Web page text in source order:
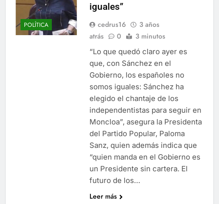
POLÍTICA
iguales”
cedrus16
3 años
atrás
0 3 minutos
“Lo que quedó claro ayer es
que, con Sánchez en el
Gobierno, los españoles no
somos iguales: Sánchez ha
elegido el chantaje de los
independentistas para seguir en
Moncloa”, asegura la Presidenta
del Partido Popular, Paloma
Sanz, quien además indica que
“quien manda en el Gobierno es
un Presidente sin cartera. El
futuro de los…
Leer más